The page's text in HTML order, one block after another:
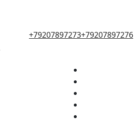
+79207897273+79207897276